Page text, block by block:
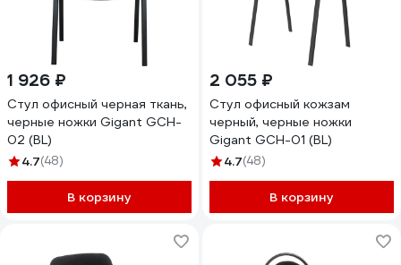
1 926 ₽
Стул офисный черная ткань,
черные ножки Gigant GCH-
02 (BL)
4.7(48)
В корзину
2 055 ₽
Стул офисный кожзам
черный, черные ножки
Gigant GCH-01 (BL)
4.7(48)
В корзину